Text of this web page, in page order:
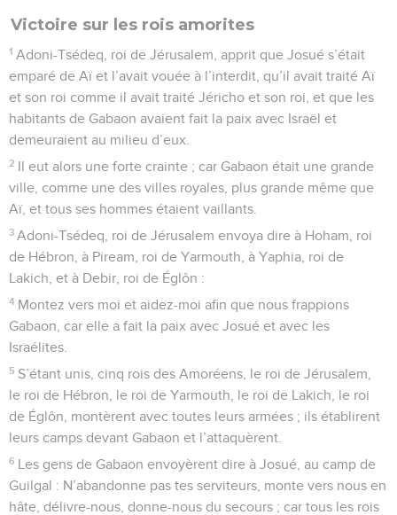
Victoire sur les rois amorites
1 Adoni-Tsédeq, roi de Jérusalem, apprit que Josué s’était
emparé de Aï et l’avait vouée à l’interdit, qu’il avait traité Aï
et son roi comme il avait traité Jéricho et son roi, et que les
habitants de Gabaon avaient fait la paix avec Israël et
demeuraient au milieu d’eux.
2 Il eut alors une forte crainte ; car Gabaon était une grande
ville, comme une des villes royales, plus grande même que
Aï, et tous ses hommes étaient vaillants.
3 Adoni-Tsédeq, roi de Jérusalem envoya dire à Hoham, roi
de Hébron, à Piream, roi de Yarmouth, à Yaphia, roi de
Lakich, et à Debir, roi de Églôn :
4 Montez vers moi et aidez-moi afin que nous frappions
Gabaon, car elle a fait la paix avec Josué et avec les
Israélites.
5 S’étant unis, cinq rois des Amoréens, le roi de Jérusalem,
le roi de Hébron, le roi de Yarmouth, le roi de Lakich, le roi
de Églôn, montèrent avec toutes leurs armées ; ils établirent
leurs camps devant Gabaon et l’attaquèrent.
6 Les gens de Gabaon envoyèrent dire à Josué, au camp de
Guilgal : N’abandonne pas tes serviteurs, monte vers nous en
hâte, délivre-nous, donne-nous du secours ; car tous les rois